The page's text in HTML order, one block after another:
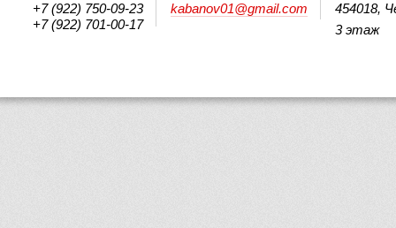
+7 (922) 750-09-23
+7 (922) 701-00-17
kabanov01@gmail.com
454018,
3 этаж